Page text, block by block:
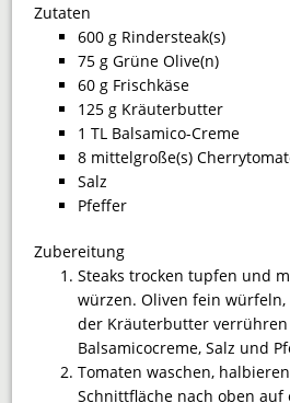
Zutaten
600 g Rindersteak(s)
75 g Grüne Olive(n)
60 g Frischkäse
125 g Kräuterbutter
1 TL Balsamico-Creme
8 mittelgroße(s)
Salz
Pfeffer
Zubereitung
Steaks trocken tupfen und
würzen. Oliven fein
der Kräuterbutter
Balsamicocreme, Salz und
Tomaten waschen,
Schnittfläche nach oben auf